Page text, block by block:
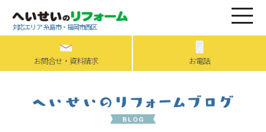
対応エリア 糸島市・福岡市西区
お問合せ・資料請求 お電話